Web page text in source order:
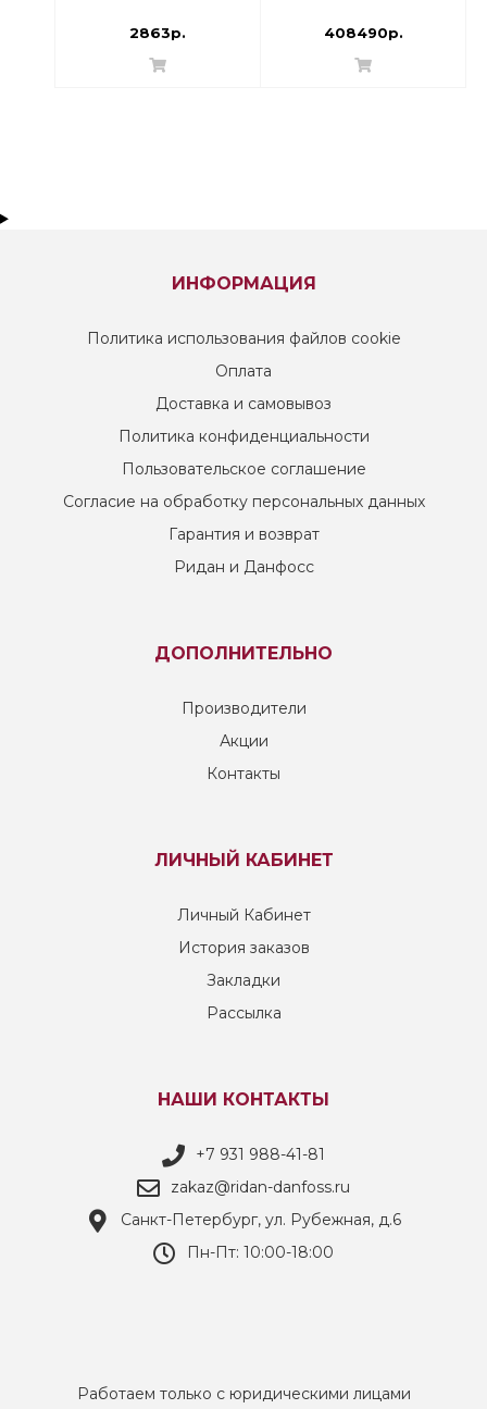
опорожнения
Прямой, с
переходниками |
2863р. 408490р.
ИНФОРМАЦИЯ
Политика использования файлов cookie
Оплата
Доставка и самовывоз
Политика конфиденциальности
Пользовательское соглашение
Согласие на обработку персональных данных
Гарантия и возврат
Ридан и Данфосс
ДОПОЛНИТЕЛЬНО
Производители
Акции
Контакты
ЛИЧНЫЙ КАБИНЕТ
Личный Кабинет
История заказов
Закладки
Рассылка
НАШИ КОНТАКТЫ
+7 931 988-41-81
zakaz@ridan-danfoss.ru
Санкт-Петербург, ул. Рубежная, д.6
Пн-Пт: 10:00-18:00
Работаем только с юридическими лицами